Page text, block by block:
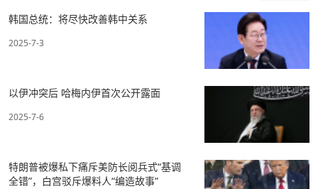
韩国总统：将尽快改善韩中关系
2025-7-3
以伊冲突后 哈梅内伊首次公开露面
2025-7-6
特朗普被爆私下痛斥美防长阅兵式“基调
全错”，白宫驳斥爆料人“编造故事”